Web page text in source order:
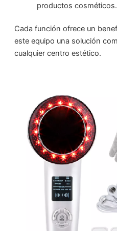
productos cosméticos.
Cada función ofrece un
este equipo una solución
cualquier centro estético.